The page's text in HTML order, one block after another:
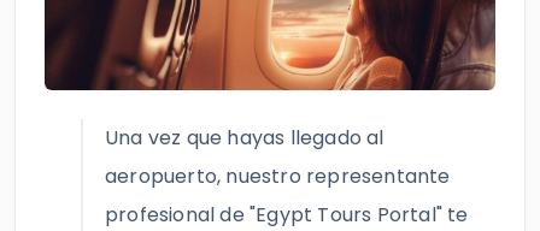
Una vez que hayas llegado al
aeropuerto, nuestro representante
profesional de "Egypt Tours Portal" te